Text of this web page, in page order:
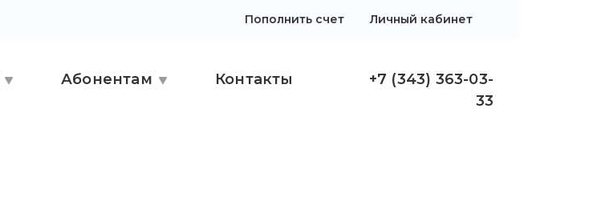
Личный кабинет
Пополнить счет
Контакты
+7 (343) 363-03-
33
Абонентам